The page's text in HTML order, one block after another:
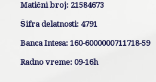
Matični broj: 21584673
Šifra delatnosti: 4791
Banca Intesa: 160-6000000711718-59
Radno vreme: 09-16h